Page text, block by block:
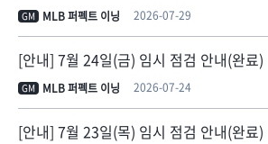
GM MLB 퍼펙트 이닝 2026-07-29
[안내] 7월 24일(금) 임시 점검 안내(완료)
GM MLB 퍼펙트 이닝 2026-07-24
[안내] 7월 23일(목) 임시 점검 안내(완료)